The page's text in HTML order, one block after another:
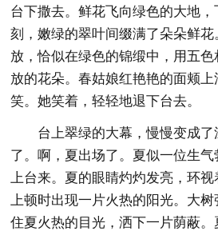
台下撒去。鲜花飞向绿色的大地
刻，嫩绿的翠叶间缀满了朵朵鲜
放，恰似在绿色的锦缎中，用五
放的花朵。春姑娘红艳艳的面颊
笑。她笑着，轻轻地退下台去。
台上翠绿的大幕，慢慢变成
了。啊，夏出场了。夏似一位生
上台来。夏的眼睛灼灼发亮，环
上顿时出现一片火热的阳光。大
住夏火热的目光，洒下一片荫蔽。